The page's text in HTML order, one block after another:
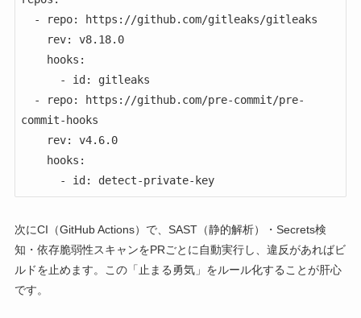
commit-hooks
      - id: detect-private-key
次にCI（GitHub Actions）で、SAST（静的解析）・Secrets検
知・依存脆弱性スキャンをPRごとに自動実行し、違反があればビ
ルドを止めます。この「止まる勇気」をルール化することが肝心
です。